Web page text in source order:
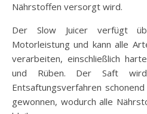
Nährstoffen versorgt wird.
Der Slow Juicer verfügt
Motorleistung und kann alle
verarbeiten, einschließlich
und Rüben. Der Saft
Entsaftungsverfahren
gewonnen, wodurch alle